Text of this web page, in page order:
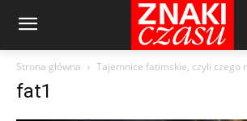
Strona główna Tajemnice fatimskie, czyli czego
fat1